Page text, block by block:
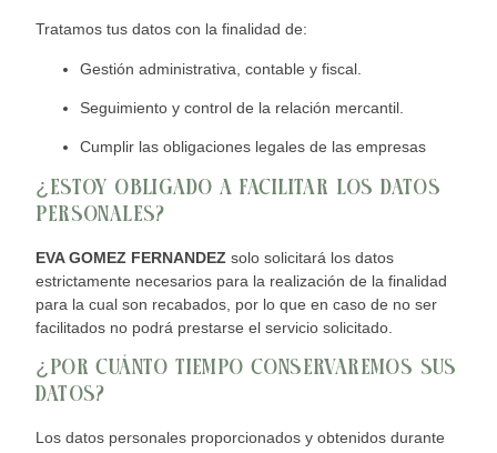
Tratamos tus datos con la finalidad de:
Gestión administrativa, contable y fiscal.
Seguimiento y control de la relación mercantil.
Cumplir lasobligaciones legales de las empresas
¿ESTOY OBLIGADO A FACILITAR LOS DATOS
PERSONALES?
EVA GOMEZ FERNANDEZ solo solicitará los datos
estrictamente necesarios para la realización de la finalidad
para la cual son recabados, por lo que en caso de no ser
facilitados no podrá prestarse el servicio solicitado.
¿POR CUÁNTO TIEMPO CONSERVAREMOS SUS
DATOS?
Los datos personales proporcionados y obtenidos durante